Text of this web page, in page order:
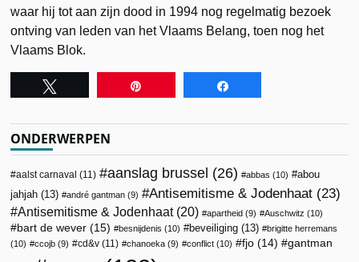
waar hij tot aan zijn dood in 1994 nog regelmatig bezoek
ontving van leden van het Vlaams Belang, toen nog het
Vlaams Blok.
ONDERWERPEN
aalst carnaval (11) aanslag brussel (26) abbas (10)
abou
jahjah (13) andré gantman (9) Antisemitisme & Jodenhaat (23)
Antisemitisme & Jodenhaat(20) apartheid (9) Auschwitz (10)
bart de wever (15) besnijdenis (10) beveiliging (13)
brigitte herremans
(10)
ccojb (9) cd&v (11) chanoeka (9) conflict (10) fjo (14) gantman